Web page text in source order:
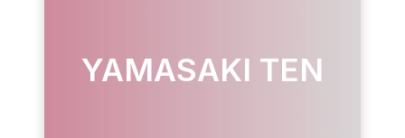
YAMASAKI TEN